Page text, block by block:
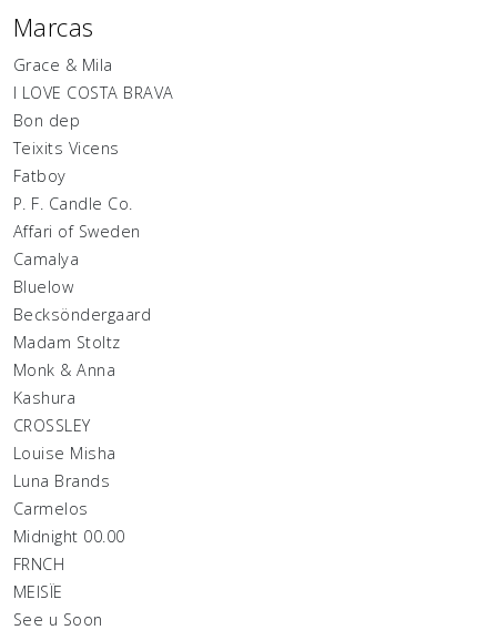
Marcas
Grace & Mila
I LOVE COSTA BRAVA
Bon dep
Teixits Vicens
Fatboy
P. F. Candle Co.
Affari of Sweden
Camalya
Bluelow
Becksöndergaard
Madam Stoltz
Monk & Anna
Kashura
CROSSLEY
Louise Misha
Luna Brands
Carmelos
Midnight 00.00
FRNCH
MEISÏE
See u Soon